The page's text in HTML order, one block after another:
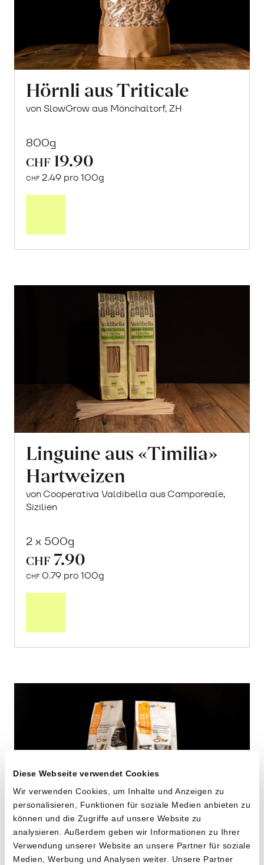
Diese Webseite verwendet Cookies
Wir verwenden Cookies, um Inhalte und Anzeigen zu
personalisieren, Funktionen für soziale Medien anbieten zu
können und die Zugriffe auf unsere Website zu
analysieren. Außerdem geben wir Informationen zu Ihrer
Verwendung unserer Website an unsere Partner für soziale
Medien, Werbung und Analysen weiter. Unsere Partner
Hörnli aus Triticale
von SlowGrow aus Mönchaltorf, ZH
800g
CHF 19.90
CHF 2.49 pro 100g
Linguine aus «Timilia»
Hartweizen
von Cooperativa Valdibella aus Camporeale,
Sizilien
2 x 500g
CHF 7.90
CHF 0.79 pro 100g
Maccheroni aus alten